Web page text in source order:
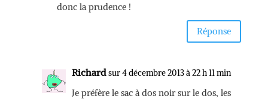
donc la prudence !
Réponse
Richard sur 4 décembre 2013 à 22 h 11 min
Je préfère le sac à dos noir sur le dos, les